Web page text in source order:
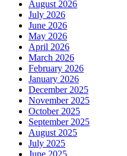
August 2026
July 2026
June 2026
May 2026
April 2026
March 2026
February 2026
January 2026
December 2025
November 2025
October 2025
September 2025
August 2025
July 2025